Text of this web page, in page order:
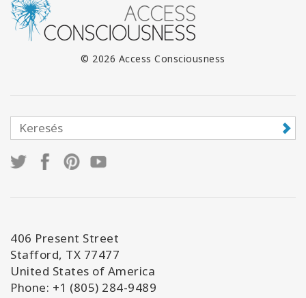
© 2026 Access Consciousness
406 Present Street
Stafford, TX 77477
United States of America
Phone: +1 (805) 284-9489